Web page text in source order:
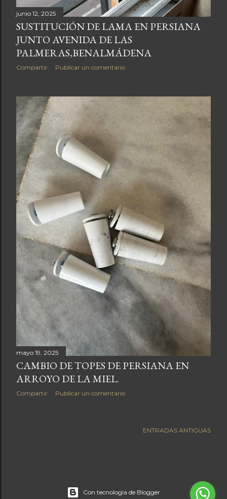
junio 12, 2025
SUSTITUCIÓN DE LAMA EN PERSIANA
JUNTO AVENIDA DE LAS
PALMERAS,BENALMÁDENA
Compartir Publicar un comentario
mayo 19, 2025
CAMBIO DE TOPES DE PERSIANA EN
ARROYO DE LA MIEL.
Compartir Publicar un comentario
ENTRADAS ANTIGUAS
Con tecnología de Blogger